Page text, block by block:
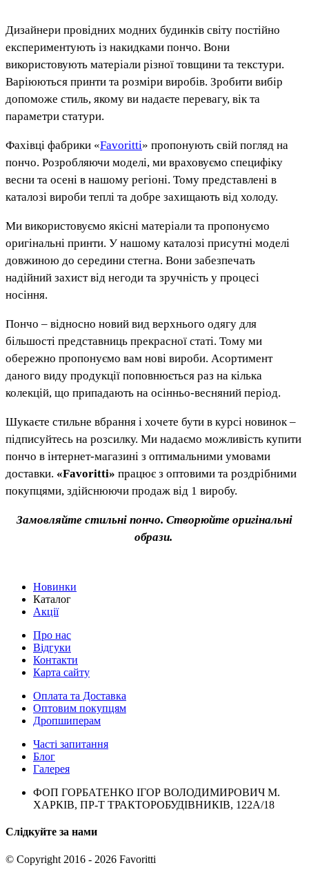
Дизайнери провідних модних будинків світу постійно
експериментують із накидками пончо. Вони
використовують матеріали різної товщини та текстури.
Варіюються принти та розміри виробів. Зробити вибір
допоможе стиль, якому ви надаєте перевагу, вік та
параметри статури.
Фахівці фабрики «Favoritti» пропонують свій погляд на
пончо. Розробляючи моделі, ми враховуємо специфіку
весни та осені в нашому регіоні. Тому представлені в
каталозі вироби теплі та добре захищають від холоду.
Ми використовуємо якісні матеріали та пропонуємо
оригінальні принти. У нашому каталозі присутні моделі
довжиною до середини стегна. Вони забезпечать
надійний захист від негоди та зручність у процесі
носіння.
Пончо – відносно новий вид верхнього одягу для
більшості представниць прекрасної статі. Тому ми
обережно пропонуємо вам нові вироби. Асортимент
даного виду продукції поповнюється раз на кілька
колекцій, що припадають на осінньо-весняний період.
Шукаєте стильне вбрання і хочете бути в курсі новинок –
підписуйтесь на розсилку. Ми надаємо можливість купити
пончо в інтернет-магазині з оптимальними умовами
доставки. «Favoritti» працює з оптовими та роздрібними
покупцями, здійснюючи продаж від 1 виробу.
Замовляйте стильні пончо. Створюйте оригінальні
образи.
Новинки
Каталог
Акції
Про нас
Відгуки
Контакти
Карта сайту
Оплата та Доставка
Оптовим покупцям
Дропшиперам
Часті запитання
Блог
Галерея
ФОП ГОРБАТЕНКО ІГОР ВОЛОДИМИРОВИЧ М.
ХАРКІВ, ПР-Т ТРАКТОРОБУДІВНИКІВ, 122А/18
Слідкуйте за нами
© Copyright 2016 - 2026 Favoritti